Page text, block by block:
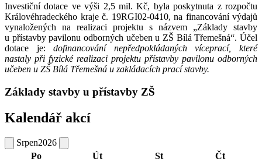
Investiční dotace ve výši 2,5 mil. Kč, byla poskytnuta z rozpočtu
Královéhradeckého kraje č. 19RGI02-0410, na financování výdajů
vynaložených na realizaci projektu s názvem „Základy stavby
u přístavby pavilonu odborných učeben u ZŠ Bílá Třemešná“. Účel
dotace je:dofinancování nepředpokládaných víceprací, které
nastaly při fyzické realizaci projektu přístavby pavilonu odborných
učeben u ZŠ Bílá Třemešná u zakládacích prací stavby.
Základy stavby u přístavby ZŠ
Kalendář akcí
Srpen2026
Po
Út St
Čt